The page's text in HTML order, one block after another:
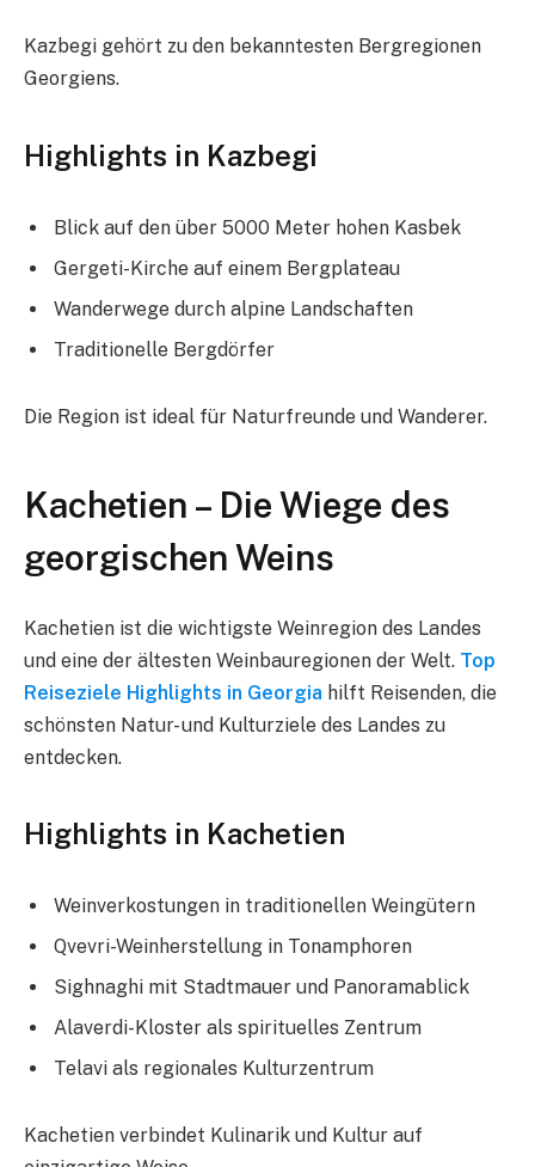
Kazbegi gehört zu den bekanntesten Bergregionen
Georgiens.
Highlights in Kazbegi
Blick auf den über 5000 Meter hohen Kasbek
Gergeti-Kirche auf einem Bergplateau
Wanderwege durch alpine Landschaften
Traditionelle Bergdörfer
Die Region ist ideal für Naturfreunde und Wanderer.
Kachetien – Die Wiege des
georgischen Weins
Kachetien ist die wichtigste Weinregion des Landes
und eine der ältesten Weinbauregionen der Welt. Top
Reiseziele Highlights in Georgia hilft Reisenden, die
schönsten Natur- und Kulturziele des Landes zu
entdecken.
Highlights in Kachetien
Weinverkostungen in traditionellen Weingütern
Qvevri-Weinherstellung in Tonamphoren
Sighnaghi mit Stadtmauer und Panoramablick
Alaverdi-Kloster als spirituelles Zentrum
Telavi als regionales Kulturzentrum
Kachetien verbindet Kulinarik und Kultur auf